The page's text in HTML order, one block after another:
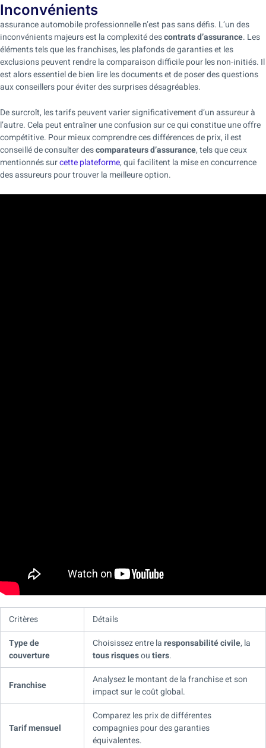
Inconvénients
assurance automobile professionnelle n’est pas sans défis. L’un des
inconvénients majeurs est la complexité descontrats d’assurance. Les
éléments tels que les franchises, les plafonds de garanties et les
exclusions peuvent rendre la comparaison difficile pour les non-initiés. Il
est alors essentiel de bien lire les documents et de poser des questions
aux conseillers pour éviter des surprises désagréables.
De surcroît, les tarifs peuvent varier significativement d’un assureur à
l’autre. Cela peut entraîner une confusion sur ce qui constitue une offre
compétitive. Pour mieux comprendre ces différences de prix, il est
conseillé de consulter descomparateurs d’assurance, tels que ceux
mentionnés surcette plateforme, qui facilitent la mise en concurrence
des assureurs pour trouver la meilleure option.
Critères
Détails
Type de
couverture
Choisissez entre laresponsabilité civile, la
tous risquesoutiers.
Franchise
Analysez le montant de la franchise et son
impact sur le coût global.
Tarif mensuel
Comparez les prix de différentes
compagnies pour des garanties
équivalentes.